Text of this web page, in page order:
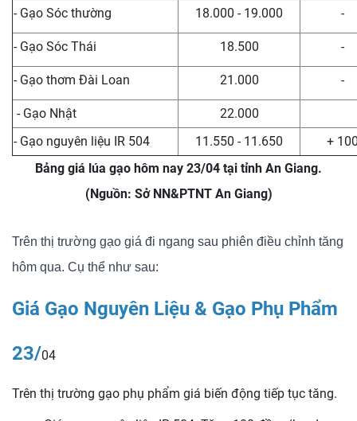
- Gạo Sóc thường 18.000 - 19.000 -
- Gạo Sóc Thái 18.500 -
- Gạo thơm Đài Loan 21.000 -
- Gạo Nhật
22.000
- Gạo nguyên liệu IR 504
11.550 - 11.650
+
Bảng giá lúa gạo hôm nay 23/04 tại tỉnh An Giang.
(Nguồn: Sở NN&PTNT An Giang)
Trên thị trường gạo giá đi ngang sau phiên điều chỉnh tăng
hôm qua. Cụ thể như sau:
Giá Gạo Nguyên Liệu & Gạo Phụ Phẩm
23/04
Trên thị trường gạo phụ phẩm giá biến động tiếp tục tăng.